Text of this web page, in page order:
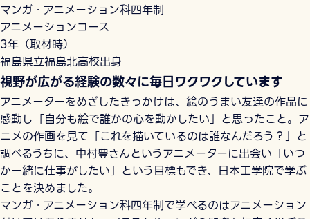
マンガ・アニメーション科四年制
アニメーションコース
3年（取材時）
福島県立福島北高校出身
視野が広がる経験の数々に毎日ワクワクしています
アニメーターをめざしたきっかけは、絵のうまい友達の作品に
感動し「自分も絵で誰かの心を動かしたい」と思ったこと。ア
ニメの作画を見て「これを描いているのは誰なんだろう？」と
調べるうちに、中村豊さんというアニメーターに出会い「いつ
か一緒に仕事がしたい」という目標もでき、日本工学院で学ぶ
ことを決めました。
マンガ・アニメーション科四年制で学べるのはアニメーション